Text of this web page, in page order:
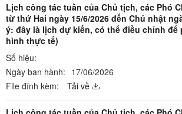
Lịch công tác tuần của Chủ tịch, các Phó
từ thứ Hai ngày 15/6/2026 đến Chủ nhật
ý: đây là lịch dự kiến, có thể điều chỉnh
hình thực tế)
Số hiệu:
Ngày ban hành: 17/06/2026
File đính kèm:
Tải về